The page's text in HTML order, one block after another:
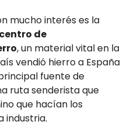
mucho interés es la
de
, un material vital en la
vendió hierro a España
fuente de
ruta senderista que
que hacían los
industria.